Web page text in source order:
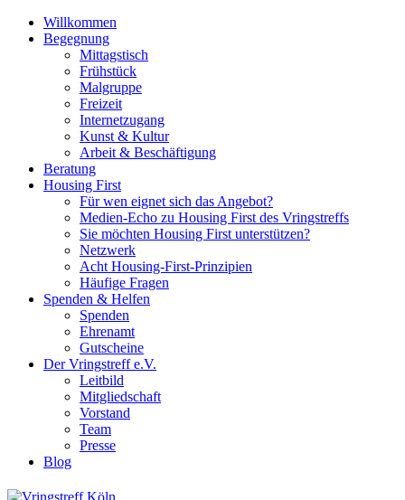
Willkommen
Begegnung
Mittagstisch
Frühstück
Malgruppe
Freizeit
Internetzugang
Kunst & Kultur
Arbeit & Beschäftigung
Beratung
Housing First
Für wen eignet sich das Angebot?
Medien-Echo zu Housing First des Vringstreffs
Sie möchten Housing First unterstützen?
Netzwerk
Acht Housing-First-Prinzipien
Häufige Fragen
Spenden & Helfen
Spenden
Ehrenamt
Gutscheine
Der Vringstreff e.V.
Leitbild
Mitgliedschaft
Vorstand
Team
Presse
Blog